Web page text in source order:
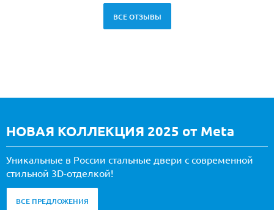
ВСЕ ОТЗЫВЫ
НОВАЯ КОЛЛЕКЦИЯ 2025 от Meta
Уникальные в России стальные двери с современной
стильной 3D-отделкой!
ВСЕ ПРЕДЛОЖЕНИЯ